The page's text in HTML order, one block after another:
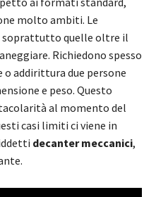
molto ambiti. Le
soprattutto quelle oltre il
Richiedono spesso
o addirittura due persone
e peso. Questo
al momento del
casi limiti ci viene in
decanter meccanici,